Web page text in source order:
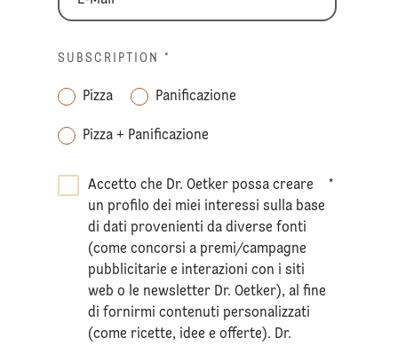
SUBSCRIPTION *
Pizza Panificazione
Pizza + Panificazione
Accetto che Dr. Oetker possa creare
un profilo dei miei interessi sulla base
di dati provenienti da diverse fonti
(come concorsi a premi/campagne
pubblicitarie e interazioni con i siti
web o le newsletter Dr. Oetker), al fine
di fornirmi contenuti personalizzati
(come ricette, idee e offerte). Dr.
*